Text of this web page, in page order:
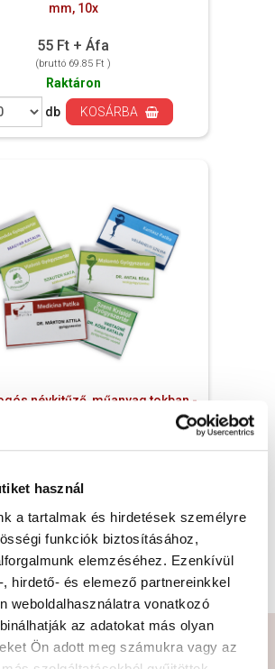
használ
a tartalmak és hirdetések személyre
funkciók biztosításához,
elemzéséhez. Ezenkívül
hirdető- és elemező partnereinkkel
weboldalhasználatra vonatkozó
az adatokat más olyan
Ön adott meg számukra vagy az
mm, 10x
55 Ft + Áfa
(bruttó 69.85 Ft )
Raktáron
db
KOSÁRBA
névkitűző, műanyag tokban -
Rendelésre
TOVÁBBI INFORMÁCIÓK